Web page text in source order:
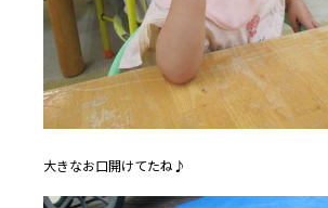
大きなお口開けてたね♪